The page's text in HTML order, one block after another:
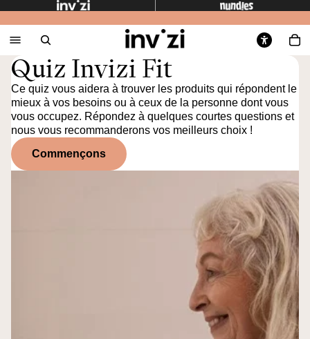
Quiz Invizi Fit
Ce quiz vous aidera à trouver les produits qui répondent le
mieux à vos besoins ou à ceux de la personne dont vous
vous occupez. Répondez à quelques courtes questions et
nous vous recommanderons vos meilleurs choix !
Commençons